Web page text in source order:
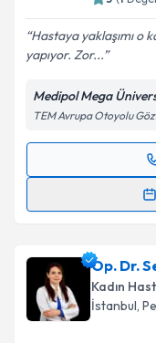
(
Hastaya yaklaşımı o
yapıyor. Zor...
Medipol Mega
TEM Avrupa Otoyolu
Randevu
takvimi talebi
almanız için bir
Op. Dr.
Kadın
İstanbul,